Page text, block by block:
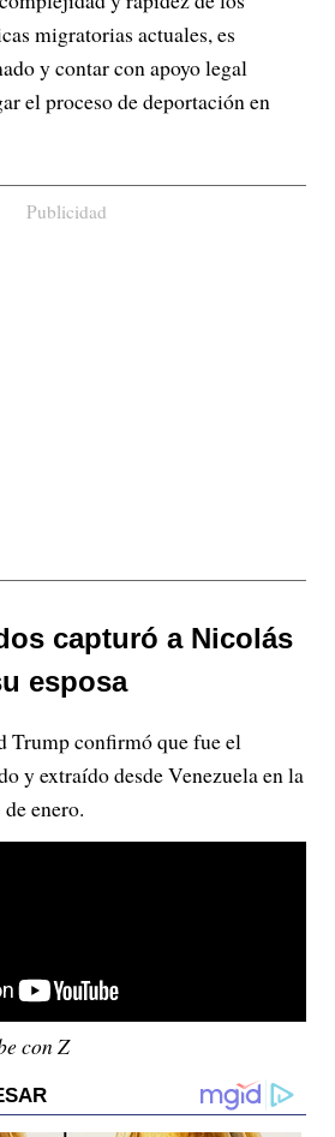
migratorias actuales, es
y contar con apoyo legal
el proceso de deportación en
Publicidad
capturó a Nicolás
esposa
Trump confirmó que fue el
y extraído desde Venezuela en la
enero.
con Z